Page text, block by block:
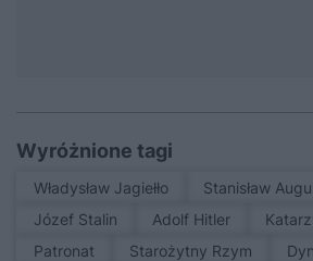
Wyróżnione tagi
Władysław Jagiełło
Stanisław
Józef Stalin
Adolf Hitler
patronat
Starożytny Rzym